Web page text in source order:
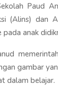
Paud
(Alins) dan
anak
gambar
dalam belajar.